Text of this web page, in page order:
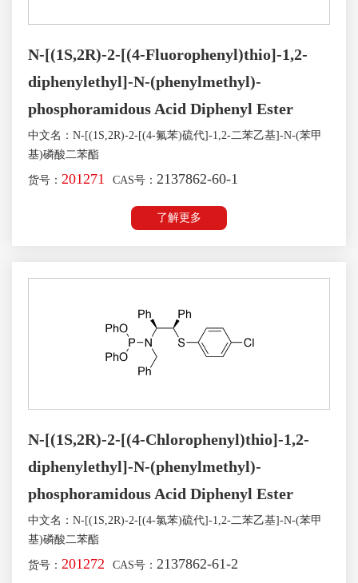
N-[(1S,2R)-2-[(4-Fluorophenyl)thio]-1,2-
diphenylethyl]-N-(phenylmethyl)-
phosphoramidous Acid Diphenyl Ester
中文名：N-[(1S,2R)-2-[(4-氟苯)硫代]-1,2-二苯乙基]-N-(苯甲
基)磷酸二苯酯
货号： 201271 CAS号： 2137862-60-1
了解更多
N-[(1S,2R)-2-[(4-Chlorophenyl)thio]-1,2-
diphenylethyl]-N-(phenylmethyl)-
phosphoramidous Acid Diphenyl Ester
中文名：N-[(1S,2R)-2-[(4-氯苯)硫代]-1,2-二苯乙基]-N-(苯甲
基)磷酸二苯酯
货号： 201272 CAS号： 2137862-61-2